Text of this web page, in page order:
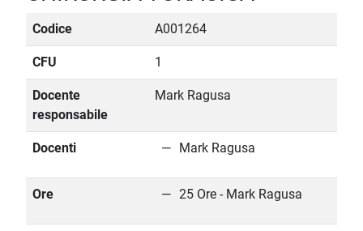
Codice A001264
CFU 1
Docente
responsabile
Mark Ragusa
Docenti Mark Ragusa
Ore 25 Ore - Mark Ragusa